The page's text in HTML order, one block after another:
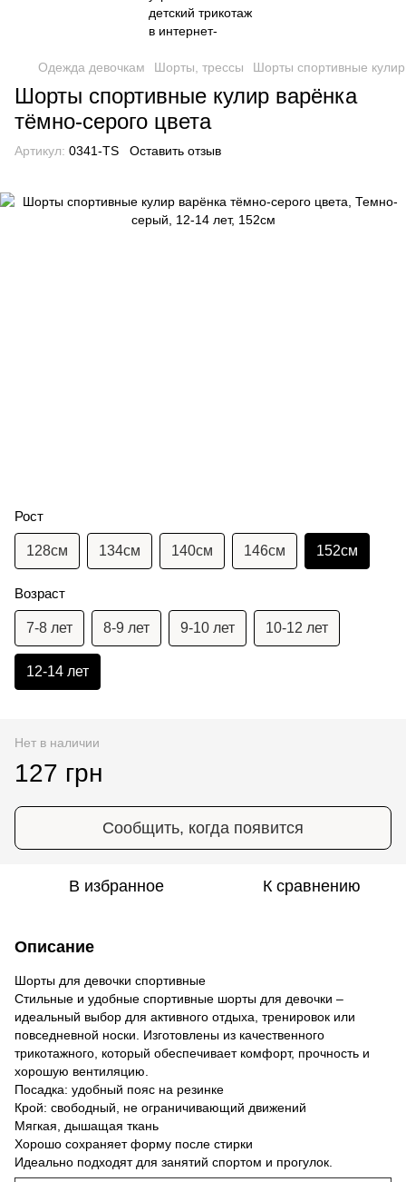
Одежда девочкам Шорты, трессы Шорты спортивные
Шорты спортивные кулир варёнка
тёмно-серого цвета
Артикул: 0341-TS Оставить отзыв
Рост
128см 134см 140см 146см 152см
Возраст
7-8 лет 8-9 лет 9-10 лет 10-12 лет
12-14 лет
Нет в наличии
127 грн
Сообщить, когда появится
В избранное К сравнению
Описание
Шорты для девочки спортивные
Стильные и удобные спортивные шорты для девочки –
идеальный выбор для активного отдыха, тренировок или
повседневной носки. Изготовлены из качественного
трикотажного, который обеспечивает комфорт, прочность и
хорошую вентиляцию.
Посадка: удобный пояс на резинке
Крой: свободный, не ограничивающий движений
Мягкая, дышащая ткань
Хорошо сохраняет форму после стирки
Идеально подходят для занятий спортом и прогулок.